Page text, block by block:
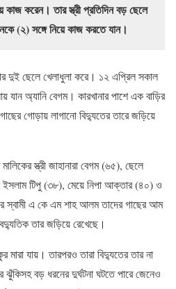
কাজ করেন। তার স্ত্রী প্রতিদিন বড় ছেলে
(২) সঙ্গে নিয়ে কাজ করতে যান।
দুই ছেলে খেলাধুলা করে। ১২ এপ্রিল সকাল
যান অ্যানি বেগম। কারখানার পাশে এক বাড়ির
গোড়ায় লাগানো বিদ্যুতের তারে জড়িয়ে
স্ত্রী জাহানারা বেগম (৬৫), ছেলে
টিপু (৩৮), মেয়ে নিপা আক্তার (৪০) ও
স্বামী এ কে এম শাহ আলম তাদের গাছের আম
তার জড়িয়ে রেখেছে।
যায়। তারপরও তারা বিদ্যুতের তার না
বড় ধরনের দুর্ঘটনা ঘটতে পারে জেনেও